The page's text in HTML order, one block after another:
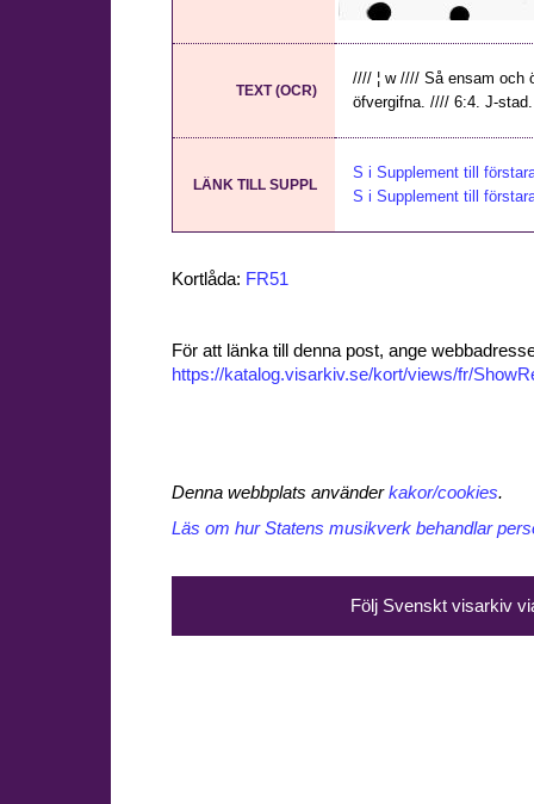
TEXT (OCR)
//// ¦ w //// Så ensam och
öfvergifna. //// 6:4. J-
LÄNK TILL SUPPL
S i Supplement till
S i Supplement till
Kortlåda: FR51
För att länka till denna post, ange
https://katalog.visarkiv.se/kort/views/fr/
Denna webbplats använderkakor/cookies.
Läs om hur Statens musikverk behandlar
Följ Svenskt visarkiv